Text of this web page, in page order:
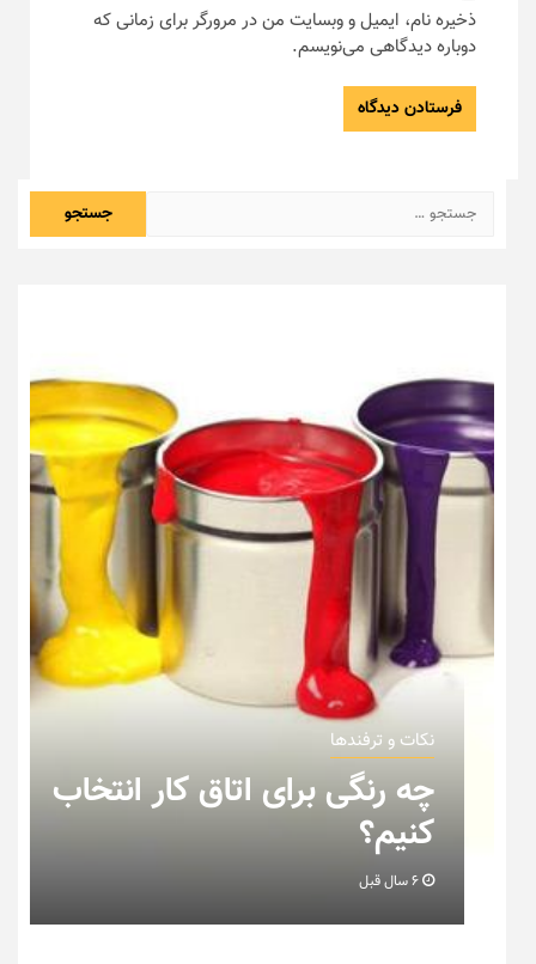
ذخیره نام، ایمیل و وبسایت من در مرورگر برای زمانی که
دوباره دیدگاهی می‌نویسم.
جستجو
برای:
نکات و ترفندها
چه رنگی برای اتاق کار انتخاب
کنیم؟